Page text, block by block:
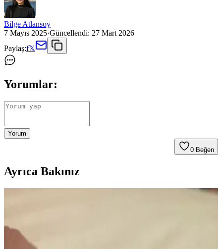
Bilge Atlansoy
7 Mayıs 2025·Güncellendi: 27 Mart 2026
Paylaş:f𝕏
Yorumlar:
Yorum
0 Beğen
Ayrıca Bakınız
Mac XIMAL Silky Matte Ruj, yüksek pigmentasyon ve doğal
bakım özellikleriyle uzun süre kalıcı, kolay sürümlü ve çevre dostu